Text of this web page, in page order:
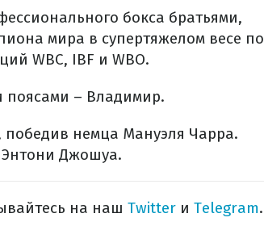
бокса братьями,
мира в супертяжелом весе по
WBC, IBF и WBO.
поясами – Владимир.
победив немца Мануэля Чарра.
Энтони Джошуа.
на наш Twitter и Telegram.